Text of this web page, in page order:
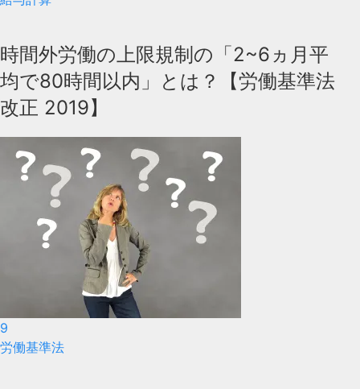
時間外労働の上限規制の「2~6ヵ月平
均で80時間以内」とは？【労働基準法
改正 2019】
9
労働基準法